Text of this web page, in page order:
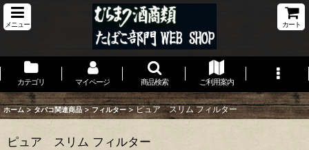
メニュー カート
カテゴリ マイページ 商品検索 ご利用案内
ホーム > タバコ関連商品 > フィルター > ピュア スリム フィルター
ピュア スリム フィルター